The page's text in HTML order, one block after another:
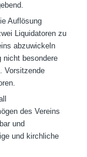
Auflösung
Liquidatoren zu
abzuwickeln
nicht besondere
Vorsitzende
des Vereins
und
und kirchliche